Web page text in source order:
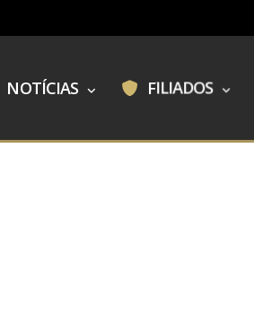
NOTÍCIAS FILIADOS